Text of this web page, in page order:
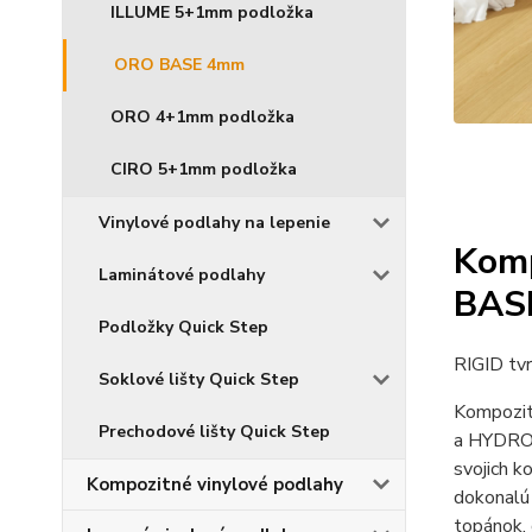
ILLUME 5+1mm podložka
ORO BASE 4mm
ORO 4+1mm podložka
CIRO 5+1mm podložka
Vinylové podlahy na lepenie
Laminátové podlahy
Podložky Quick Step
Soklové lišty Quick Step
Prechodové lišty Quick Step
Kompozitné vinylové podlahy
RIGID
a
svojich
topánok,